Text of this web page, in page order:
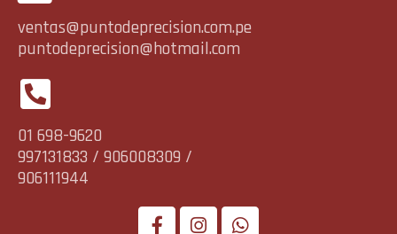
ventas@puntodeprecision.com.pe
puntodeprecision@hotmail.com
01 698-9620
997131833 / 906008309 /
906111944